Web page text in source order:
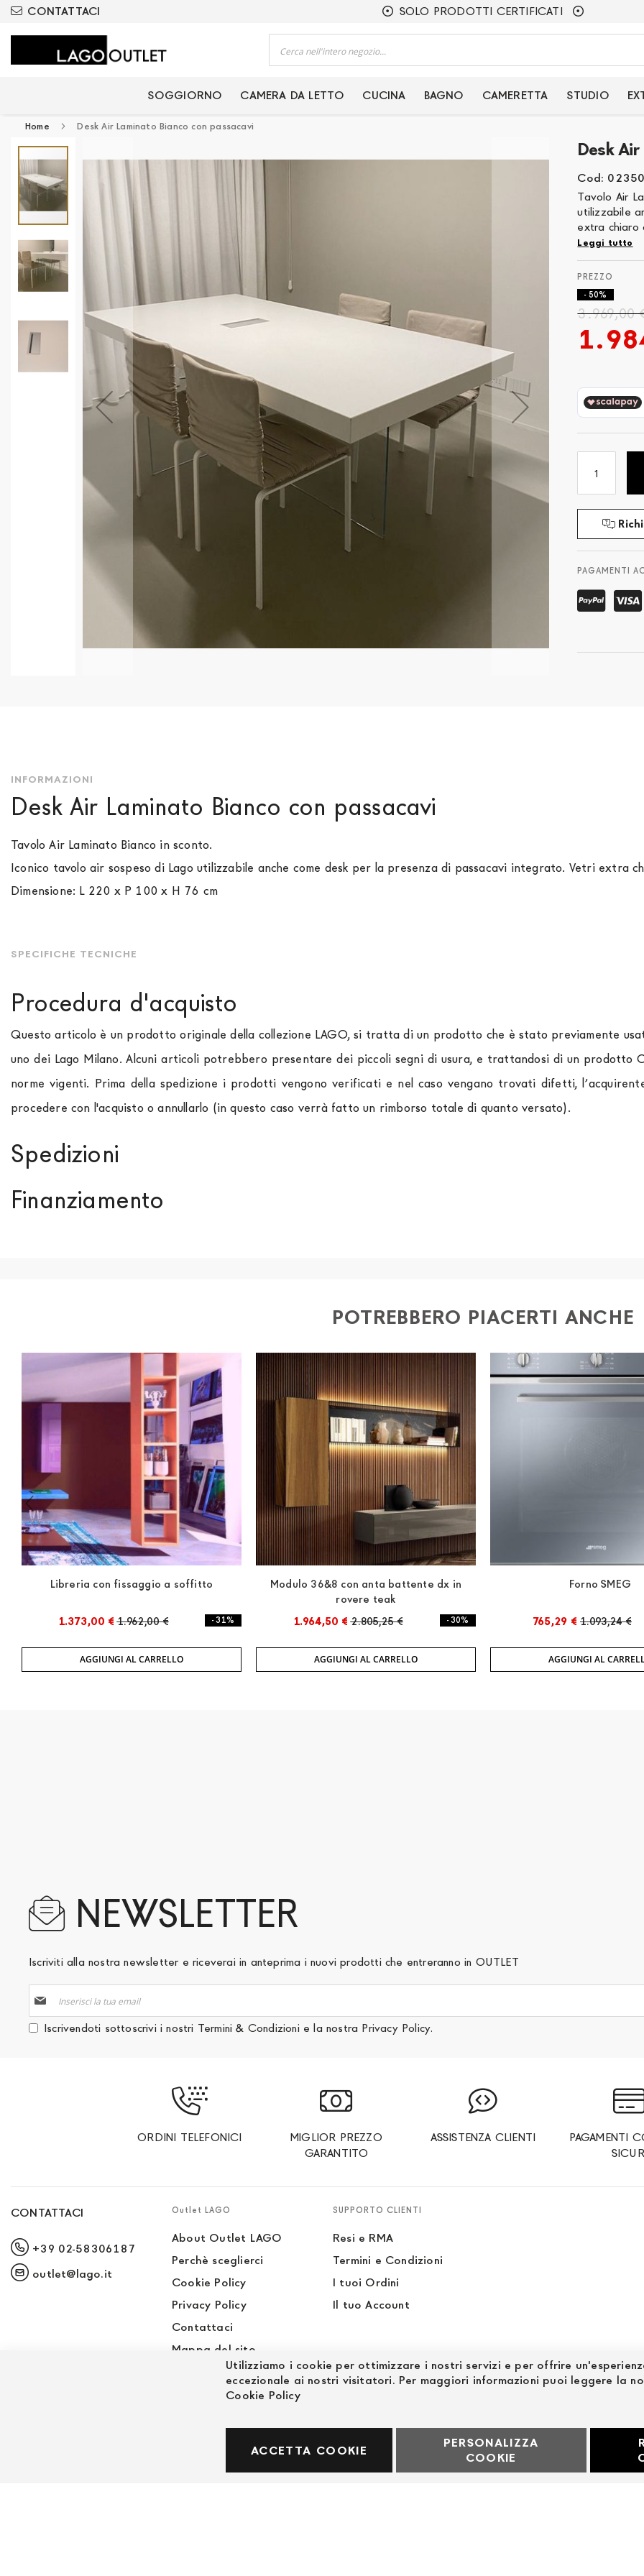
CONTATTACI
CERTIFICATI SOLO PRODOTTI CERTIFICATI
SOGGIORNO CAMERA DA LETTO CUCINA BAGNO CAMERETTA STUDIO
Home Desk Air Laminato Bianco con passacavi
Desk
Cod: 02350
Tavolo Air
utilizzabile
extra chiaro
Leggi tutto
3.969,00
- 50%
PAGAMENTI
Vai
alla
fine
della
galleria
INFORMAZIONI
Desk Air Laminato Bianco con passacavi
Tavolo Air Laminato Bianco in sconto.
Iconico tavolo air sospeso di Lago utilizzabile anche come desk per la presenza di passacavi integrato. Vetri extra
Dimensione: L 220 x P 100 x H 76 cm
SPECIFICHE TECNICHE
Procedura d'acquisto
Questo articolo è un prodotto originale della collezione LAGO, si tratta di un prodotto che è stato previamente
uno dei Lago Milano. Alcuni articoli potrebbero presentare dei piccoli segni di usura, e trattandosi di un prodotto
norme vigenti. Prima della spedizione i prodotti vengono verificati e nel caso vengano trovati difetti,
procedere con l'acquisto o annullarlo (in questo caso verrà fatto un rimborso totale di quanto versato).
Spedizioni
paese di interesse. La spedizione
, che
Finanziamento
POTREBBERO PIACERTI ANCHE
Libreria con fissaggio a soffitto
1.373,00 € 1.962,00 € - 31%
AGGIUNGI AL CARRELLO
Modulo 36&8 con anta battente dx in
rovere teak
1.964,50 € 2.805,25 € - 30%
AGGIUNGI AL CARRELLO
Forno SMEG
765,29 € 1.093,24 €
AGGIUNGI AL
NEWSLETTER
Iscriviti alla nostra newsletter e riceverai in anteprima i nuovi prodotti che entreranno in OUTLET
alla
nostra
Newsletter:
Iscrivendoti sottoscrivi i nostri Termini & Condizioni e la nostra Privacy Policy.
ORDINI TELEFONICI
MIGLIOR PREZZO
GARANTITO
ASSISTENZA CLIENTI
PAGAMENTI
CONTATTACI
+39 02-58306187
outlet@lago.it
Outlet LAGO
About Outlet LAGO
Perchè sceglierci
Cookie Policy
Privacy Policy
Contattaci
Mappa del sito
Sito LAGO
SUPPORTO CLIENTI
Resi e RMA
Termini e Condizioni
I tuoi Ordini
Il tuo Account
© Powered by MAV Arreda s.r.l. | P.IVA IT05919160969
Utilizziamo i cookie per ottimizzare i nostri servizi e per offrire
eccezionale ai nostri visitatori. Per maggiori informazioni puoi leggere la
Cookie Policy
ACCETTA COOKIE
PERSONALIZZA
COOKIE